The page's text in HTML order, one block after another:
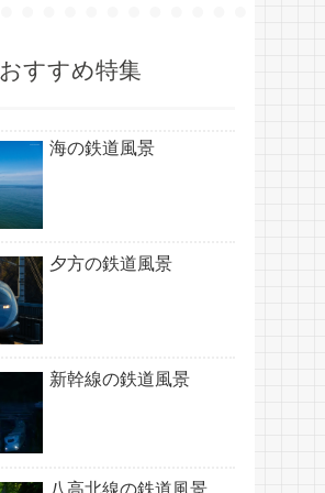
おすすめ特集
海の鉄道風景
夕方の鉄道風景
新幹線の鉄道風景
八高北線の鉄道風景